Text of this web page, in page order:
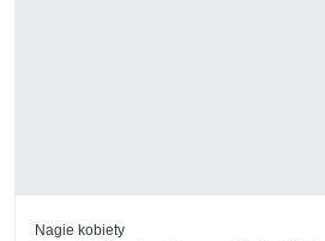
Nagie kobiety